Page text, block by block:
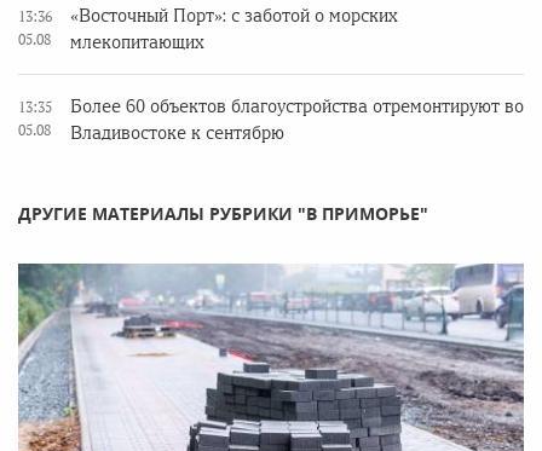
13:36
05.08
«Восточный Порт»: с заботой о морских
млекопитающих
13:35
05.08
Более 60 объектов благоустройства отремонтируют во
Владивостоке к сентябрю
ДРУГИЕ МАТЕРИАЛЫ РУБРИКИ "В ПРИМОРЬЕ"